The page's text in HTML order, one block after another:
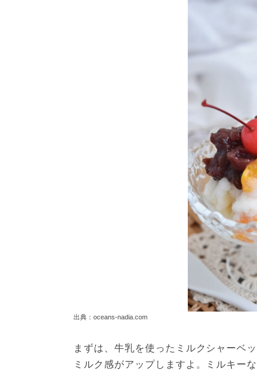
出典：oceans-nadia.com
まずは、牛乳を使ったミルクシャーベ
ミルク感がアップしますよ。ミルキー